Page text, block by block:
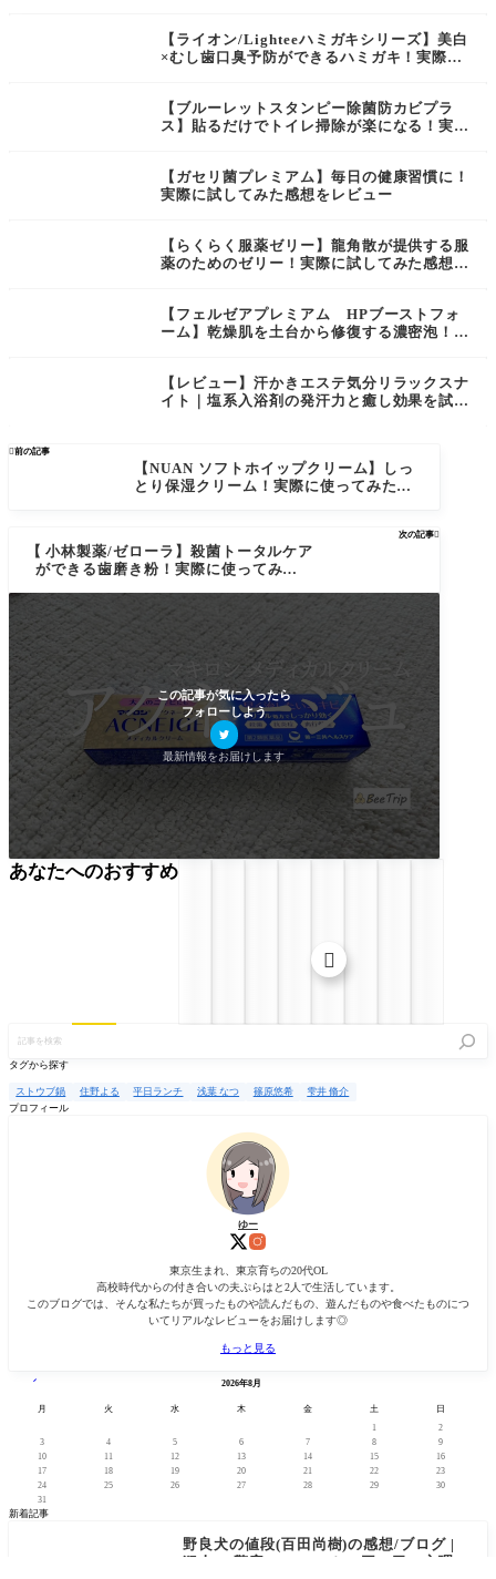
【ライオン/Lighteeハミガキシリーズ】美白
×むし歯口臭予防ができるハミガキ！実際に
【ブルーレットスタンピー除菌防カビプラ
ス】貼るだけでトイレ掃除が楽になる！実際
【ガセリ菌プレミアム】毎日の健康習慣に！
実際に試してみた感想をレビュー
【らくらく服薬ゼリー】龍角散が提供する服
薬のためのゼリー！実際に試してみた感想を
【フェルゼアプレミアム HPブーストフォ
ーム】乾燥肌を土台から修復する濃密泡！使
【レビュー】汗かきエステ気分リラックスナ
イト｜塩系入浴剤の発汗力と癒し効果を試し
前の記事
【NUAN ソフトホイップクリーム】しっ
とり保湿クリーム！実際に使ってみた感
次の記事
【 小林製薬/ゼローラ】殺菌トータルケア
ができる歯磨き粉！実際に使ってみた感
この記事が気に入ったら
フォローしよう
最新情報をお届けします
を
検
索
タグから探す
ストウブ鍋 住野よる 平日ランチ 浅葉 なつ 篠原悠希
雫井 脩介
プロフィール
ゆー
東京生まれ、東京育ちの20代OL
高校時代からの付き合いの夫ぷらはと2人で生活しています。
このブログでは、そんな私たちが買ったものや読んだもの、遊んだものや食べたものにつ
いてリアルなレビューをお届けします◎
もっと見る
2026年8月
月 火 水 木 金 土
日
1
2
3
4 5 6 7 8
9
10
11 12 13 14 15
16
17
18 19 20 21 22
23
24
25 26 27 28 29
30
31
新着記事
野良犬の値段(百田尚樹)の感想/ブログ |
犯人VS警察VSマスコミ、三つ巴の心理戦
あなたへのおすすめ
